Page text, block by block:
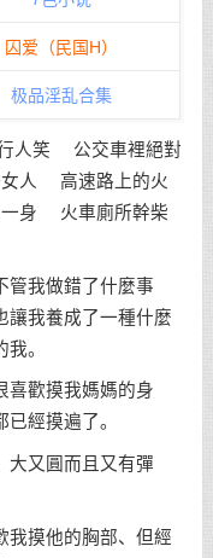
囚爱（民国H）
极品淫乱合集
人笑 公交車裡絕對
人 高速路上的火
身 火車廁所幹柴
我做錯了什麼事
讓我養成了一種什麼
。
歡摸我媽媽的身
經摸遍了。
又圓而且又有彈
摸他的胸部、但經